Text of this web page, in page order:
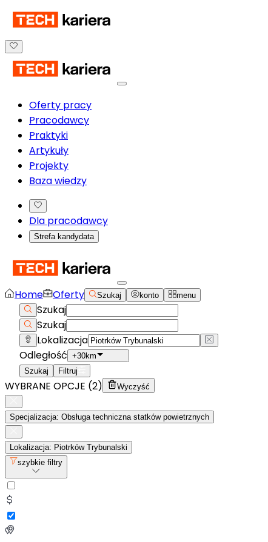
Oferty pracy
Pracodawcy
Praktyki
Artykuły
Projekty
Baza wiedzy
Dla pracodawcy
Strefa kandydata
Home Oferty Szukaj konto menu
Szukaj
Szukaj
Lokalizacja
Odległość +30km
Szukaj
Filtruj
WYBRANE OPCJE (2) Wyczyść
Specjalizacja: Obsługa techniczna statków powietrznych
Lokalizacja: Piotrków Trybunalski
szybkie filtry